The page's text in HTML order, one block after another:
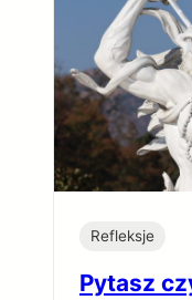
Refleksje
Pytasz